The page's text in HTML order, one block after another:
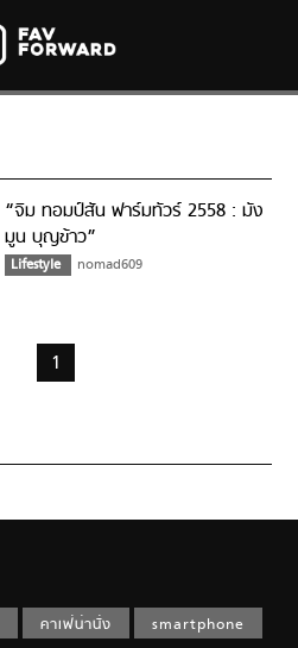
“จิม ทอมป์สัน ฟาร์มทัวร์ 2558 : มัง
มูน บุญข้าว”
Lifestyle nomad609
1
คาเฟ่น่านั่ง
smartphone